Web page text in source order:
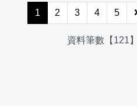
1 2 3 4 5
資料筆數【121